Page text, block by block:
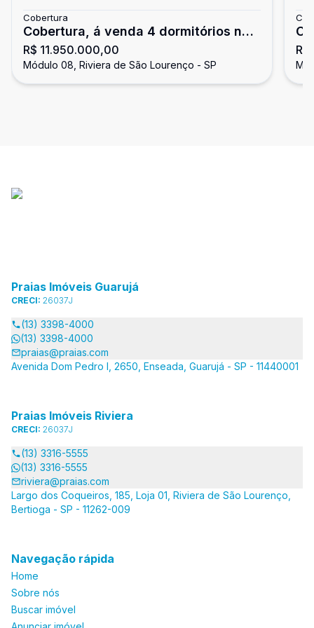
Cobertura
Cobertura, á venda 4 dormitórios na
Riviera de São Lourenço
R$ 11.950.000,00
Módulo 08, Riviera de São Lourenço - SP
Praias Imóveis Guarujá
CRECI: 26037J
(13) 3398-4000
(13) 3398-4000
praias@praias.com
Avenida Dom Pedro I, 2650, Enseada, Guarujá - SP - 11440001
Praias Imóveis Riviera
CRECI: 26037J
(13) 3316-5555
(13) 3316-5555
riviera@praias.com
Largo dos Coqueiros, 185, Loja 01, Riviera de São Lourenço,
Bertioga - SP - 11262-009
Navegação rápida
Home
Sobre nós
Buscar imóvel